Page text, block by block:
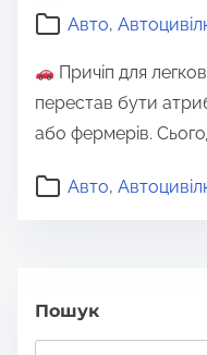
Авто,
Причіп для
перестав бути
або фермерів.
Авто,
Пошук